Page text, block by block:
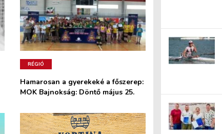
RÉGIÓ
Hamarosan a gyerekeké a főszerep:
MOK Bajnokság: Döntő május 25.